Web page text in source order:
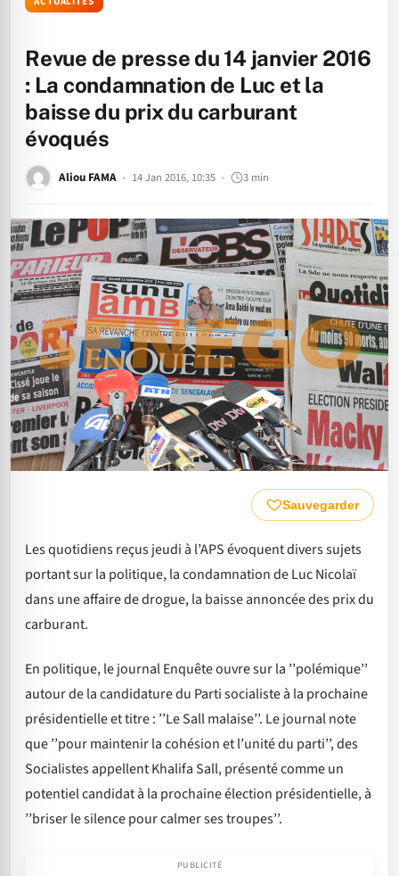
Revue de presse du 14 janvier 2016
: La condamnation de Luc et la
baisse du prix du carburant
évoqués
Aliou FAMA 14 Jan 2016, 10:35 3 min
Sauvegarder
Les quotidiens reçus jeudi à l’APS évoquent divers sujets
portant sur la politique, la condamnation de Luc Nicolaï
dans une affaire de drogue, la baisse annoncée des prix du
carburant.
En politique, le journal Enquête ouvre sur la ’’polémique’’
autour de la candidature du Parti socialiste à la prochaine
présidentielle et titre : ’’Le Sall malaise’’. Le journal note
que ’’pour maintenir la cohésion et l’unité du parti’’, des
Socialistes appellent Khalifa Sall, présenté comme un
potentiel candidat à la prochaine élection présidentielle, à
’’briser le silence pour calmer ses troupes’’.